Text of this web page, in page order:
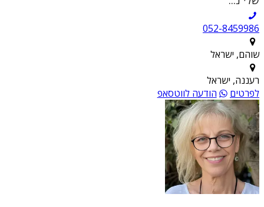
052-8459986
שוהם, ישראל
רעננה, ישראל
לפרטים
הודעה לווטסאפ